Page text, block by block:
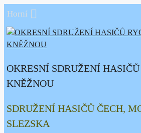
Přeskočit
obsah
Horní
OKRESNÍ SDRUŽENÍ
KNĚŽNOU
SDRUŽENÍ HASIČŮ ČECH,
SLEZSKA